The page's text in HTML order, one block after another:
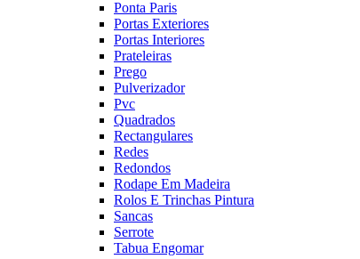
Ponta Paris
Portas Exteriores
Portas Interiores
Prateleiras
Prego
Pulverizador
Pvc
Quadrados
Rectangulares
Redes
Redondos
Rodape Em Madeira
Rolos E Trinchas Pintura
Sancas
Serrote
Tabua Engomar